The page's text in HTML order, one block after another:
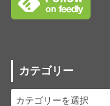
カテゴリー